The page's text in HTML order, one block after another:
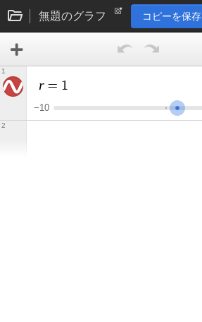
無題のグラフ コピーを保存
r = 1
−10
1
2